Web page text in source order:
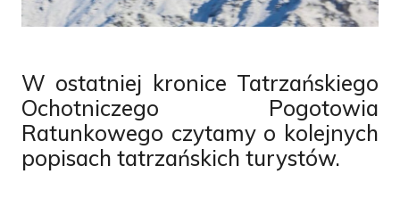
W ostatniej kronice Tatrzańskiego
Ochotniczego Pogotowia
Ratunkowego czytamy o kolejnych
popisach tatrzańskich turystów.